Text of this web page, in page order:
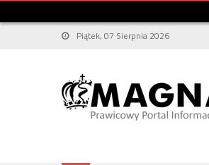
Piątek, 07 Sierpnia 2026